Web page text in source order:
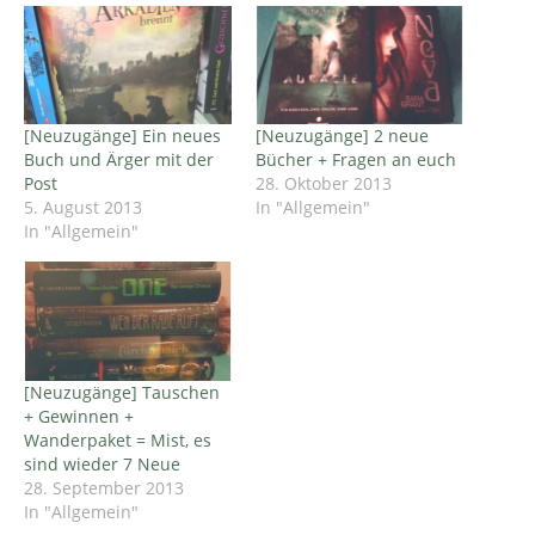
[Neuzugänge] Ein neues
Buch und Ärger mit der
Post
5. August 2013
In "Allgemein"
[Neuzugänge] 2 neue
Bücher + Fragen an euch
28. Oktober 2013
In "Allgemein"
[Neuzugänge] Tauschen
+ Gewinnen +
Wanderpaket = Mist, es
sind wieder 7 Neue
28. September 2013
In "Allgemein"